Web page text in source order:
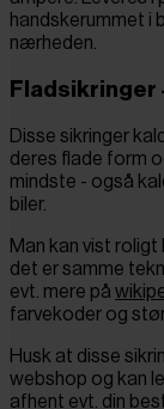
handskerummet i
nærheden.
Fladsikringer
Disse sikringer
deres flade form
mindste - også
biler.
Man kan vist
det er samme
evt. mere på
farvekoder og
Husk at disse
webshop og kan
afhent evt. din